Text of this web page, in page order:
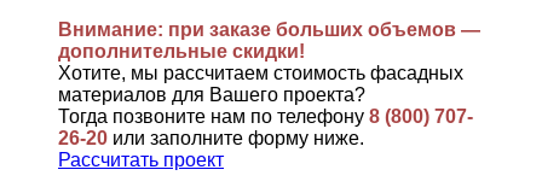
Внимание: при заказе больших объемов —
дополнительные скидки!
Хотите, мы рассчитаем стоимость фасадных
материалов для Вашего проекта?
Тогда позвоните нам по телефону 8 (800) 707-
26-20 или заполните форму ниже.
Рассчитать проект